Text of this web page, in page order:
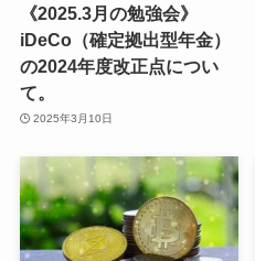
《2025.3月の勉強会》
iDeCo（確定拠出型年金）
の2024年度改正点につい
て。
2025年3月10日